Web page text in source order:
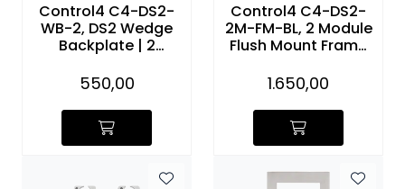
Control4 C4-DS2-
WB-2, DS2 Wedge
Backplate | 2
550,00
Control4 C4-DS2-
2M-FM-BL, 2 Module
Flush Mount Frame
1.650,00